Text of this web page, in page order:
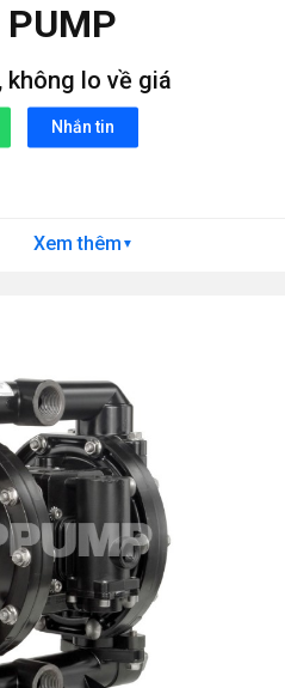
không lo về giá
Nhắn tin
Xem thêm ▼